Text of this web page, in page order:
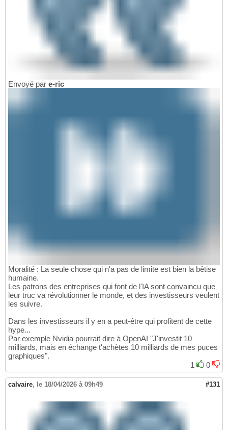
Envoyé par e-ric
Moralité : La seule chose qui n'a pas de limite est bien la bêtise
humaine.
Les patrons des entreprises qui font de l'IA sont convaincu que
leur truc va révolutionner le monde, et des investisseurs veulent
les suivre.
Dans les investisseurs il y en a peut-être qui profitent de cette
hype...
Par exemple Nvidia pourrait dire à OpenAI "J'investit 10
milliards, mais en échange t'achètes 10 milliards de mes puces
graphiques".
1
0
calvaire, le 18/04/2026 à 09h49 #131